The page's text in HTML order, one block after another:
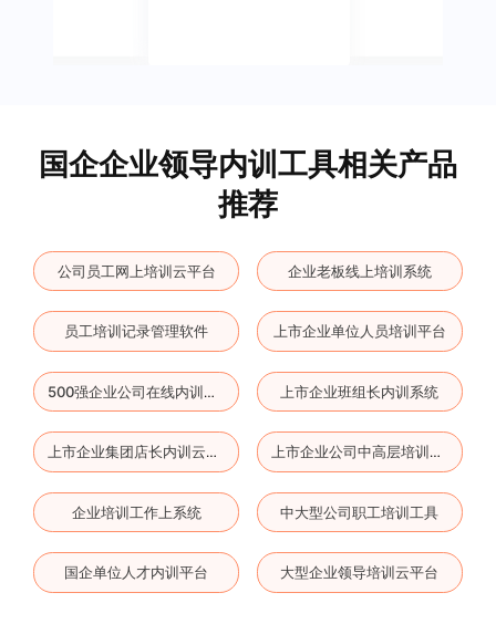
国企企业领导内训工具相关产品
推荐
公司员工网上培训云平台 企业老板线上培训系统
员工培训记录管理软件 上市企业单位人员培训平台
500强企业公司在线内训软件 上市企业班组长内训系统
上市企业集团店长内训云平台 上市企业公司中高层培训云平台
企业培训工作上系统 中大型公司职工培训工具
国企单位人才内训平台 大型企业领导培训云平台